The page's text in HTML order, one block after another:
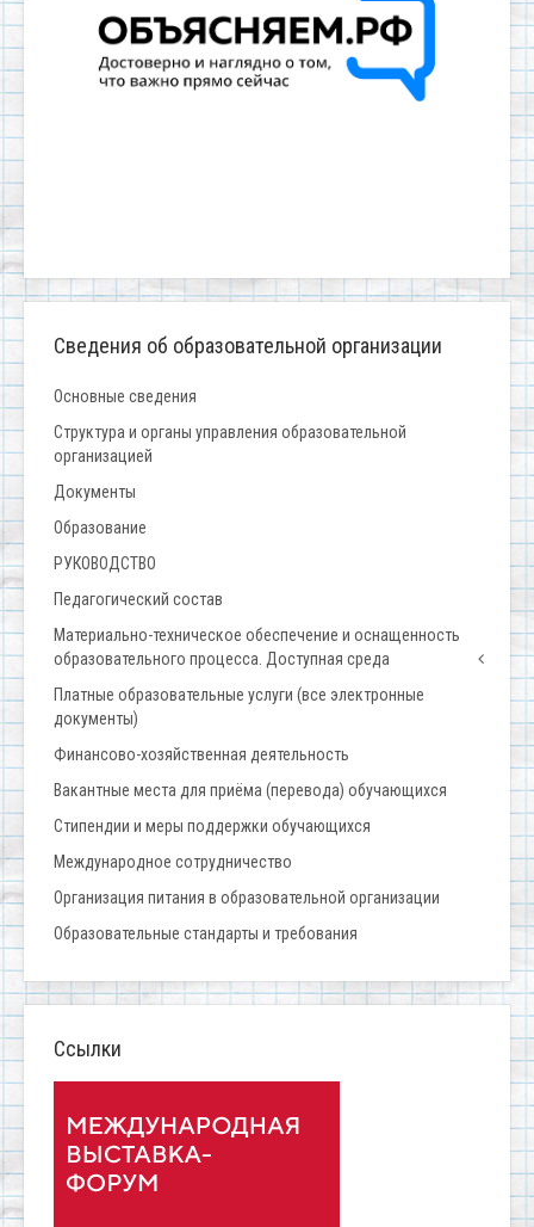
Сведения об образовательной организации
Основные сведения
Структура и органы управления образовательной
организацией
Документы
Образование
РУКОВОДСТВО
Педагогический состав
Материально-техническое обеспечение и оснащенность
образовательного процесса. Доступная среда
Платные образовательные услуги (все электронные
документы)
Финансово-хозяйственная деятельность
Вакантные места для приёма (перевода) обучающихся
Стипендии и меры поддержки обучающихся
Международное сотрудничество
Организация питания в образовательной организации
Образовательные стандарты и требования
Ссылки